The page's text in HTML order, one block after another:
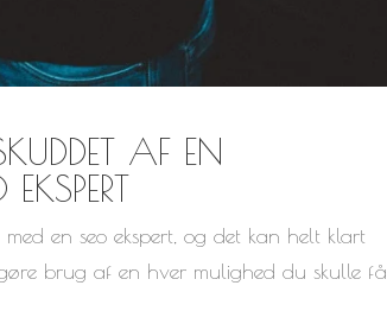
AF EN
en seo ekspert, og det kan helt klart
brug af en hver mulighed du skulle få,